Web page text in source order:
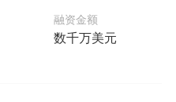
融资金额
数千万美元